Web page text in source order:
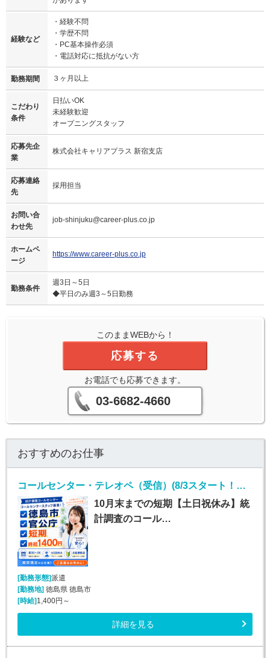
経験など
・経験不問
・学歴不問
・PC基本操作必須
・電話対応に抵抗がない方
勤務期間 ３ヶ月以上
こだわり
条件
日払いOK
未経験歓迎
オープニングスタッフ
応募先企
業
株式会社キャリアプラス 新宿支店
応募連絡
先
採用担当
お問い合
わせ先
job-shinjuku@career-plus.co.jp
ホームペ
ージ
https://www.career-plus.co.jp
勤務条件
週3日～5日
◆平日のみ週3～5日勤務
このままWEBから！
応募する
お電話でも応募できます。
03-6682-4660
おすすめのお仕事
コールセンター・テレオペ（受信）(8/3スタート！事業者向けアンケート不備確認のお仕事)
10月末までの短期【土日祝休み】統
計調査のコール…
[勤務形態]派遣
[勤務地]徳島県 徳島市
[時給]1,400円～
詳細を見る